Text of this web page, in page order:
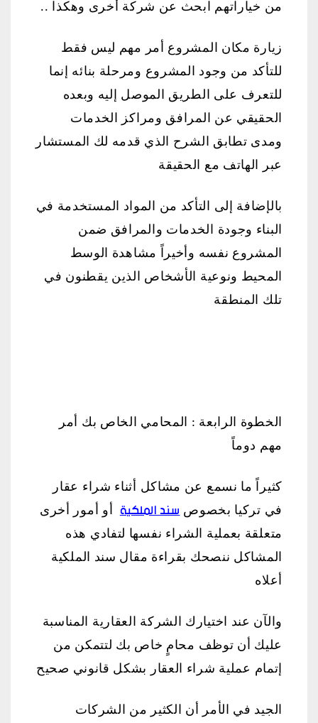
من خياراتهم ابحث عن شركة أخرى وهكذا ..
زيارة مكان المشروع أمر مهم ليس فقط
للتأكد من وجود المشروع ومرحلة بنائه إنما
للتعرف على الطريق الموصل إليه وبعده
الحقيقي عن المرافق ومراكز الخدمات
ومدى تطابق الشرح الذي قدمه لك المستشار
عبر الهاتف مع الحقيقة
بالإضافة إلى التأكد من المواد المستخدمة في
البناء وجودة الخدمات والمرافق ضمن
المشروع نفسه وأخيراً مشاهدة الوسط
المحيط ونوعية الأشخاص الذين يقطنون في
تلك المنطقة
الخطوة الرابعة : المحامي الخاص بك أمر
مهم دوماً
كثيراً ما نسمع عن مشاكل أثناء شراء عقار
في تركيا بخصوص سند الملكية أو أمور أخرى
متعلقة بعملية الشراء نفسها لتفادي هذه
المشاكل ننصحك بقراءة مقال سند الملكية
أعلاه
والآن عند اختيارك الشركة العقارية المناسبة
عليك أن توظف محامٍ خاص بك لتتمكن من
إتمام عملية شراء العقار بشكل قانوني صحيح
الجيد في الأمر أن الكثير من الشركات